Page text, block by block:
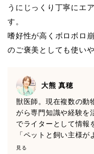
うにじっくり丁寧にエ
す。
嗜好性が高くボロボロ
のご褒美としても使い
大熊 真穂
獣医師。現在複数の動
がら専門知識や経験を
でライターとして情報
「ペットと飼い主様
見る